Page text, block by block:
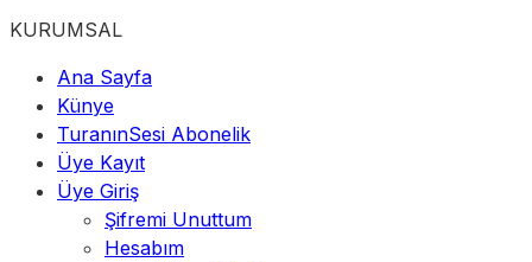
KURUMSAL
Ana Sayfa
Künye
TuranınSesi Abonelik
Üye Kayıt
Üye Giriş
Şifremi Unuttum
Hesabım